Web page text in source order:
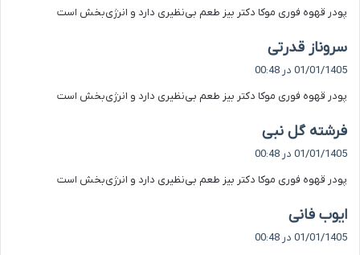
:
پودر قهوه فوری موکا دکتر بیز طعم بی‌نظیری دارد و انرژی‌بخش است
سروناز قدرتی
ف
:
01/01/1405 در 00:48
پودر قهوه فوری موکا دکتر بیز طعم بی‌نظیری دارد و انرژی‌بخش است
فرشته گل نبی
ف
:
01/01/1405 در 00:48
پودر قهوه فوری موکا دکتر بیز طعم بی‌نظیری دارد و انرژی‌بخش است
ایوب فانی
01/01/1405 در 00:48